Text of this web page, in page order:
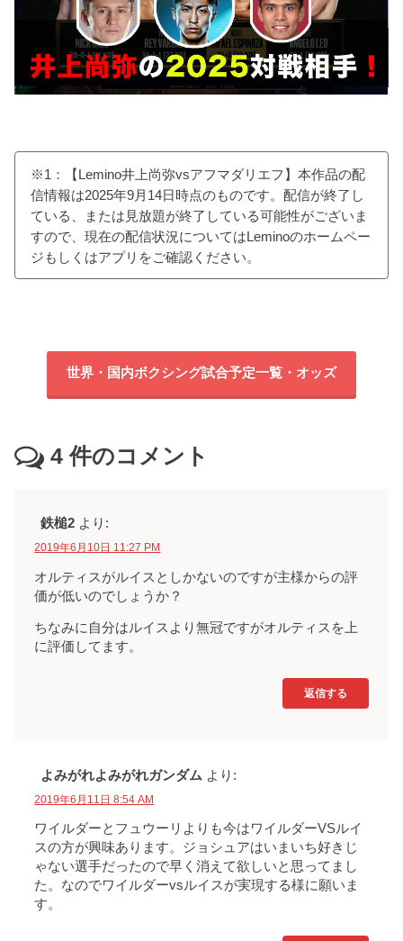
※1：【Lemino井上尚弥vsアフマダリエフ】本作品の配
信情報は2025年9月14日時点のものです。配信が終了し
ている、または見放題が終了している可能性がございま
すので、現在の配信状況についてはLeminoのホームペー
ジもしくはアプリをご確認ください。
世界・国内ボクシング試合予定一覧・オッズ
4 件のコメント
鉄槌2 より:
2019年6月10日 11:27 PM
オルティスがルイスとしかないのですが主様からの評
価が低いのでしょうか？
ちなみに自分はルイスより無冠ですがオルティスを上
に評価してます。
返信する
よみがれよみがれガンダム より:
2019年6月11日 8:54 AM
ワイルダーとフュウーリよりも今はワイルダーVSルイ
スの方が興味あります。ジョシュアはいまいち好きじ
ゃない選手だったので早く消えて欲しいと思ってまし
た。なのでワイルダーvsルイスが実現する様に願いま
す。